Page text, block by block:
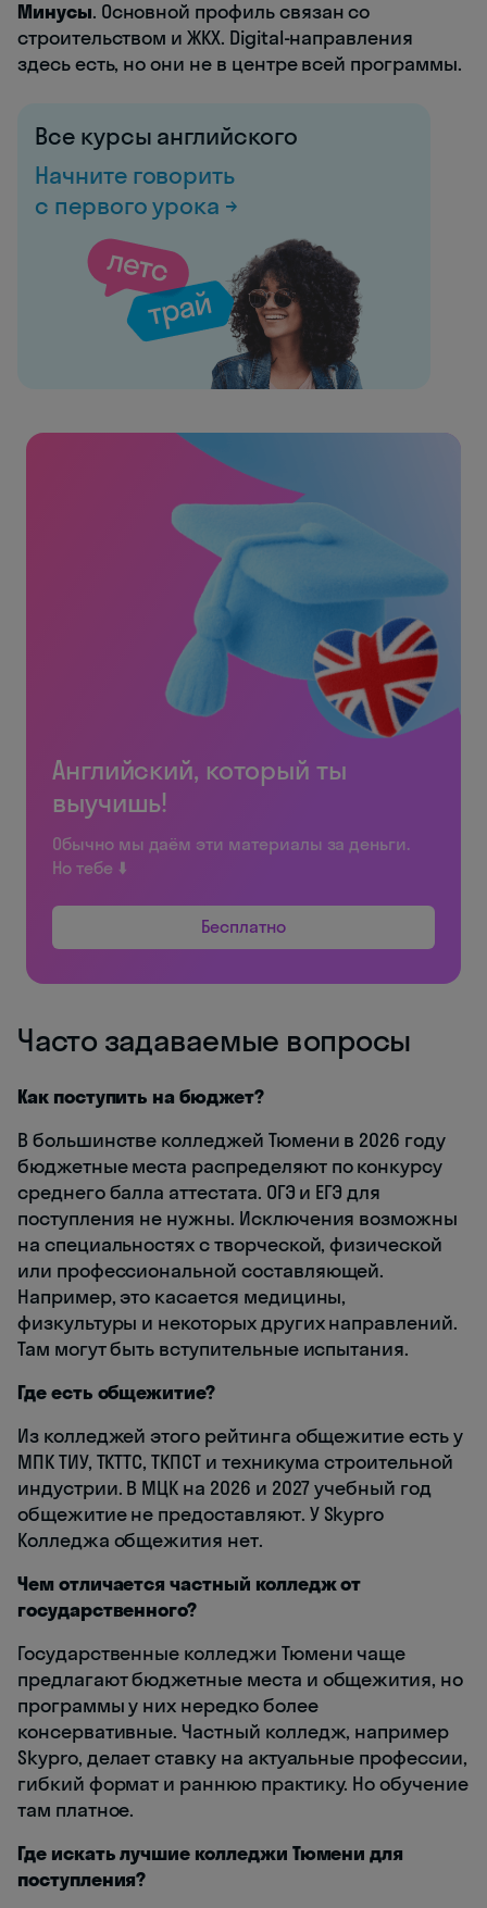
Минусы. Основной профиль связан со
строительством и ЖКХ. Digital-направления
здесь есть, но они не в центре всей программы.
Все курсы английского
Начните говорить
с первого урока →
Английский, который ты
выучишь!
Обычно мы даём эти материалы за деньги.
Но тебе ⬇️
Бесплатно
Часто задаваемые вопросы
Как поступить на бюджет?
В большинстве колледжей Тюмени в 2026 году
бюджетные места распределяют по конкурсу
среднего балла аттестата. ОГЭ и ЕГЭ для
поступления не нужны. Исключения возможны
на специальностях с творческой, физической
или профессиональной составляющей.
Например, это касается медицины,
физкультуры и некоторых других направлений.
Там могут быть вступительные испытания.
Где есть общежитие?
Из колледжей этого рейтинга общежитие есть у
МПК ТИУ, ТКТТС, ТКПСТ и техникума строительной
индустрии. В МЦК на 2026 и 2027 учебный год
общежитие не предоставляют. У Skypro
Колледжа общежития нет.
Чем отличается частный колледж от
государственного?
Государственные колледжи Тюмени чаще
предлагают бюджетные места и общежития, но
программы у них нередко более
консервативные. Частный колледж, например
Skypro, делает ставку на актуальные профессии,
гибкий формат и раннюю практику. Но обучение
там платное.
Где искать лучшие колледжи Тюмени для
поступления?